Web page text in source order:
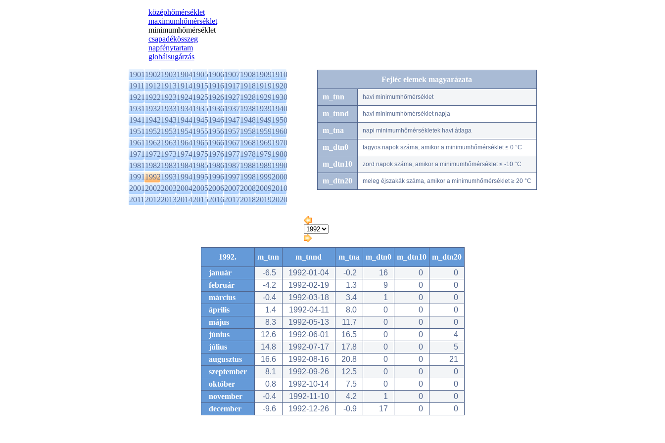
középhőmérséklet
maximumhőmérséklet
minimumhőmérséklet
csapadékösszeg
napfénytartam
globálsugárzás
1901190219031904190519061907190819091910
1911191219131914191519161917191819191920
1921192219231924192519261927192819291930
1931193219331934193519361937193819391940
1941194219431944194519461947194819491950
1951195219531954195519561957195819591960
1961196219631964196519661967196819691970
1971197219731974197519761977197819791980
1981198219831984198519861987198819891990
1991199219931994199519961997199819992000
2001200220032004200520062007200820092010
2011201220132014201520162017201820192020
Fejléc elemek magyarázata
m_tnn havi minimumhőmérséklet
m_tnnd havi minimumhőmérséklet napja
m_tna napi minimumhőmérsékletek havi átlaga
m_dtn0 fagyos napok száma, amikor a minimumhőmérséklet ≤ 0 °C
m_dtn10 zord napok száma, amikor a minimumhőmérséklet ≤ -10 °C
m_dtn20 meleg éjszakák száma, amikor a minimumhőmérséklet ≥ 20 °C
1992. m_tnn m_tnnd m_tna m_dtn0 m_dtn10
m_dtn20
január
-6.5 1992-01-04 -0.2 16 0
0
február
-4.2 1992-02-19 1.3 9 0
0
március
-0.4 1992-03-18 3.4 1 0
0
április
1.4 1992-04-11 8.0 0 0
0
május
8.3 1992-05-13 11.7 0 0
0
június
12.6 1992-06-01 16.5 0 0
4
július
14.8 1992-07-17 17.8 0 0
5
augusztus
16.6 1992-08-16 20.8 0 0
21
szeptember
8.1 1992-09-26 12.5 0 0
0
október
0.8 1992-10-14 7.5 0 0
0
november
-0.4 1992-11-10 4.2 1 0
0
december
-9.6 1992-12-26 -0.9 17 0 0